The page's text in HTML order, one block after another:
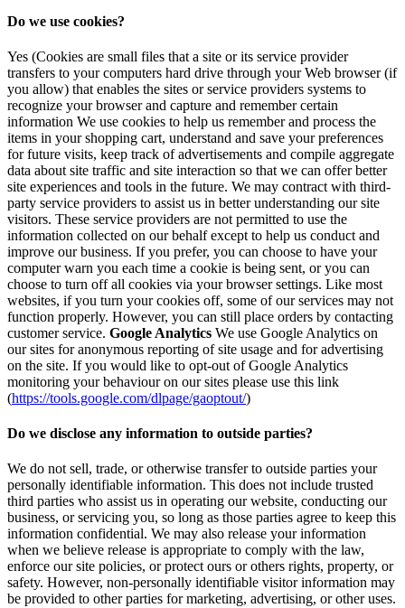
Do we use cookies?
Yes (Cookies are small files that a site or its service provider
transfers to your computers hard drive through your Web browser (if
you allow) that enables the sites or service providers systems to
recognize your browser and capture and remember certain
information We use cookies to help us remember and process the
items in your shopping cart, understand and save your preferences
for future visits, keep track of advertisements and compile aggregate
data about site traffic and site interaction so that we can offer better
site experiences and tools in the future. We may contract with third-
party service providers to assist us in better understanding our site
visitors. These service providers are not permitted to use the
information collected on our behalf except to help us conduct and
improve our business. If you prefer, you can choose to have your
computer warn you each time a cookie is being sent, or you can
choose to turn off all cookies via your browser settings. Like most
websites, if you turn your cookies off, some of our services may not
function properly. However, you can still place orders by contacting
customer service. Google Analytics We use Google Analytics on
our sites for anonymous reporting of site usage and for advertising
on the site. If you would like to opt-out of Google Analytics
monitoring your behaviour on our sites please use this link
(https://tools.google.com/dlpage/gaoptout/)
Do we disclose any information to outside parties?
We do not sell, trade, or otherwise transfer to outside parties your
personally identifiable information. This does not include trusted
third parties who assist us in operating our website, conducting our
business, or servicing you, so long as those parties agree to keep this
information confidential. We may also release your information
when we believe release is appropriate to comply with the law,
enforce our site policies, or protect ours or others rights, property, or
safety. However, non-personally identifiable visitor information may
be provided to other parties for marketing, advertising, or other uses.